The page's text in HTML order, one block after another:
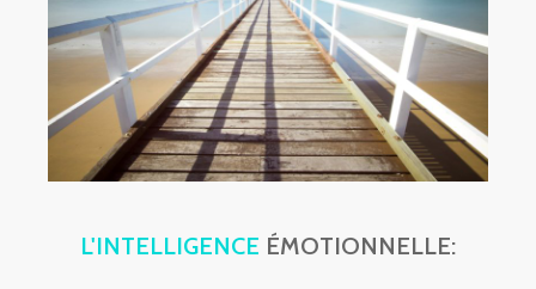
L'INTELLIGENCE ÉMOTIONNELLE: